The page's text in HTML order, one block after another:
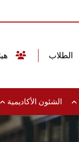
الشئون الأكاديمية